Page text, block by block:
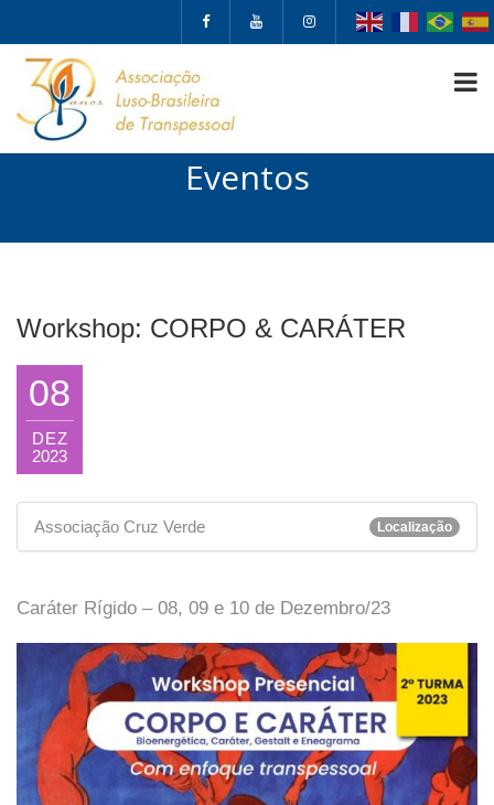
Eventos
Workshop: CORPO & CARÁTER
08
DEZ
2023
Associação Cruz Verde Localização
Caráter Rígido – 08, 09 e 10 de Dezembro/23